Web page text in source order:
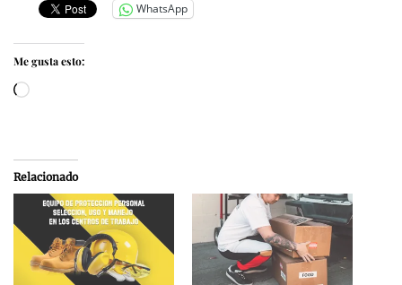
WhatsApp
Me gusta esto:
Cargando...
Relacionado